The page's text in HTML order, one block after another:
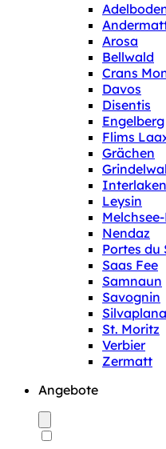
Arosa
Bellwald
Crans
Davos
Disentis
Engelberg
Flims
Grächen
Interlaken
Leysin
Nendaz
Portes du
Saas Fee
Samnaun
Savognin
Silvaplana
St. Moritz
Verbier
Zermatt
Angebote